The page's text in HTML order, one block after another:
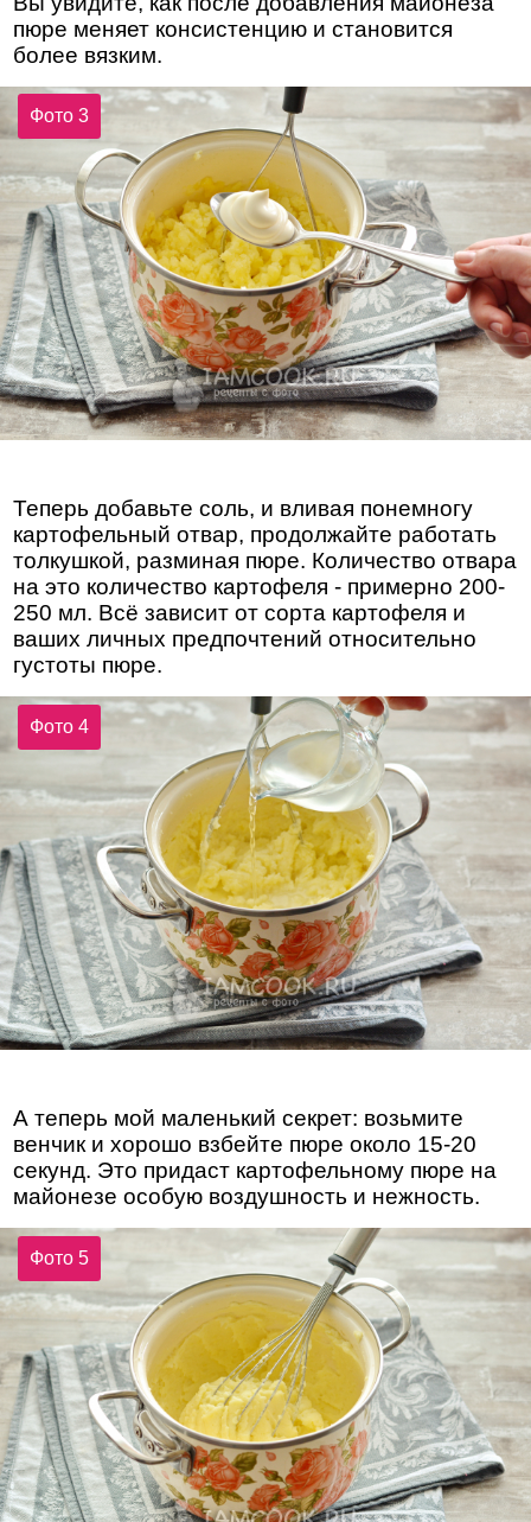
пюре меняет консистенцию и становится
более вязким.
Фото 3
Теперь добавьте соль, и вливая понемногу
картофельный отвар, продолжайте работать
толкушкой, разминая пюре. Количество отвара
на это количество картофеля - примерно 200-
250 мл. Всё зависит от сорта картофеля и
ваших личных предпочтений относительно
густоты пюре.
Фото 4
А теперь мой маленький секрет: возьмите
венчик и хорошо взбейте пюре около 15-20
секунд. Это придаст картофельному пюре на
майонезе особую воздушность и нежность.
Фото 5